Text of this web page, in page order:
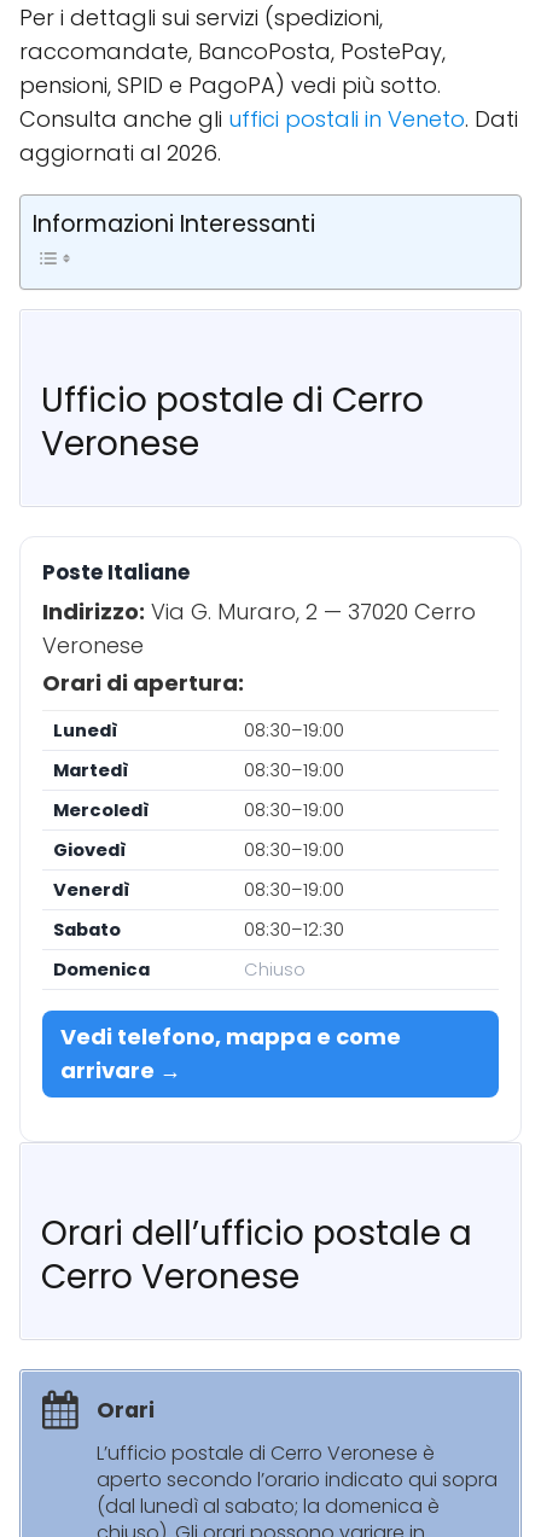
Per i dettagli sui servizi (spedizioni,
raccomandate, BancoPosta, PostePay,
pensioni, SPID e PagoPA) vedi più sotto.
Consulta anche gli uffici postali in Veneto. Dati
aggiornati al 2026.
Informazioni Interessanti
Ufficio postale di Cerro
Veronese
Poste Italiane
Indirizzo: Via G. Muraro, 2 — 37020 Cerro
Veronese
Orari di apertura:
Lunedì
08:30–19:00
Martedì
08:30–19:00
Mercoledì
08:30–19:00
Giovedì
08:30–19:00
Venerdì
08:30–19:00
Sabato
08:30–12:30
Domenica
Chiuso
Vedi telefono, mappa e come
arrivare →
Orari dell’ufficio postale a
Cerro Veronese
Orari
L’ufficio postale di Cerro Veronese è
aperto secondo l’orario indicato qui sopra
(dal lunedì al sabato; la domenica è